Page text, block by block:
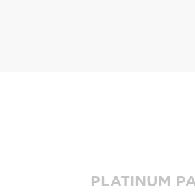
PLATINUM